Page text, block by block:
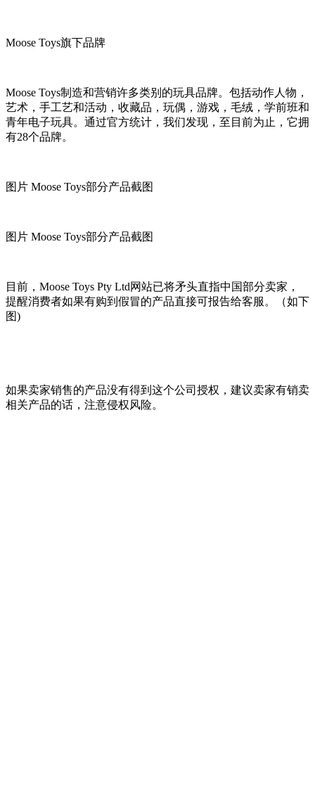
Moose Toys旗下品牌
Moose Toys制造和营销许多类别的玩具品牌。包括动作人物，
艺术，手工艺和活动，收藏品，玩偶，游戏，毛绒，学前班和
青年电子玩具。通过官方统计，我们发现，至目前为止，它拥
有28个品牌。
图片 Moose Toys部分产品截图
图片 Moose Toys部分产品截图
目前，Moose Toys Pty Ltd网站已将矛头直指中国部分卖家，
提醒消费者如果有购到假冒的产品直接可报告给客服。（如下
图)
如果卖家销售的产品没有得到这个公司授权，建议卖家有销卖
相关产品的话，注意侵权风险。